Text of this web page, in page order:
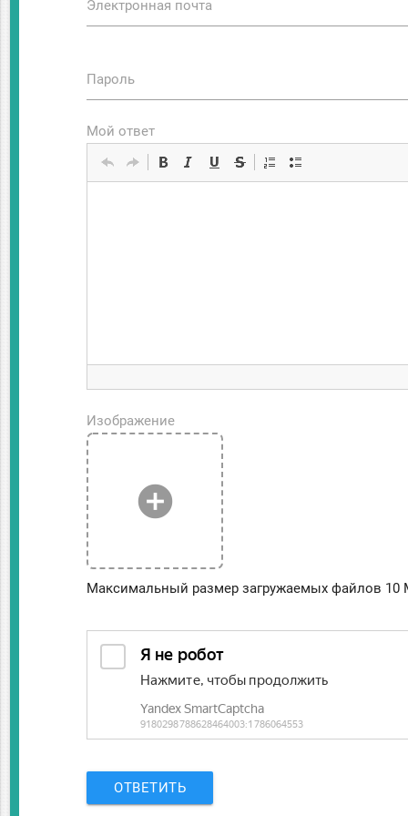
Электронная почта
Пароль
Мой ответ
add_circle
Изображение
Максимальный размер загружаемых файлов 10
ОТВЕТИТЬ